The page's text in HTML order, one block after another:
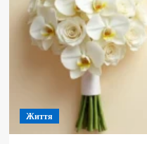
Життя